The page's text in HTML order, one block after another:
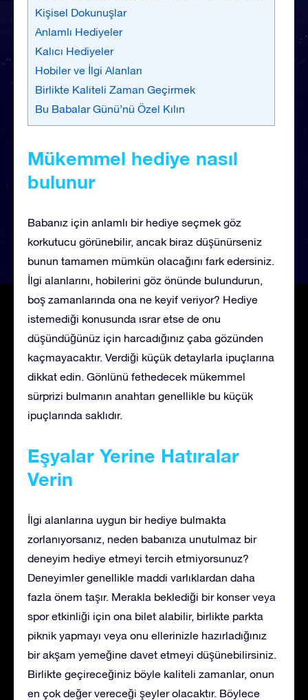
Kişisel Dokunuşlar
Anlamlı Hediyeler
Kalıcı Hediyeler
Hobiler ve İlgi Alanları
Birlikte Kaliteli Zaman Geçirmek
Bu Babalar Günü’nü Özel Kılın
Mükemmel hediye nasıl
bulunur
Babanız için anlamlı bir hediye seçmek göz
korkutucu görünebilir, ancak biraz düşünürseniz
bunun tamamen mümkün olacağını fark edersiniz.
İlgi alanlarını, hobilerini göz önünde bulundurun,
boş zamanlarında ona ne keyif veriyor? Hediye
istemediği konusunda ısrar etse de onu
düşündüğünüz için harcadığınız çaba gözünden
kaçmayacaktır. Verdiği küçük detaylarla ipuçlarına
dikkat edin. Gönlünü fethedecek mükemmel
sürprizi bulmanın anahtarı genellikle bu küçük
ipuçlarında saklıdır.
Eşyalar Yerine Hatıralar
Verin
İlgi alanlarına uygun bir hediye bulmakta
zorlanıyorsanız, neden babanıza unutulmaz bir
deneyim hediye etmeyi tercih etmiyorsunuz?
Deneyimler genellikle maddi varlıklardan daha
fazla önem taşır. Merakla beklediği bir konser veya
spor etkinliği için ona bilet alabilir, birlikte parkta
piknik yapmayı veya onu ellerinizle hazırladığınız
bir akşam yemeğine davet etmeyi düşünebilirsiniz.
Birlikte geçireceğiniz böyle kaliteli zamanlar, onun
en çok değer vereceği şeyler olacaktır. Böylece